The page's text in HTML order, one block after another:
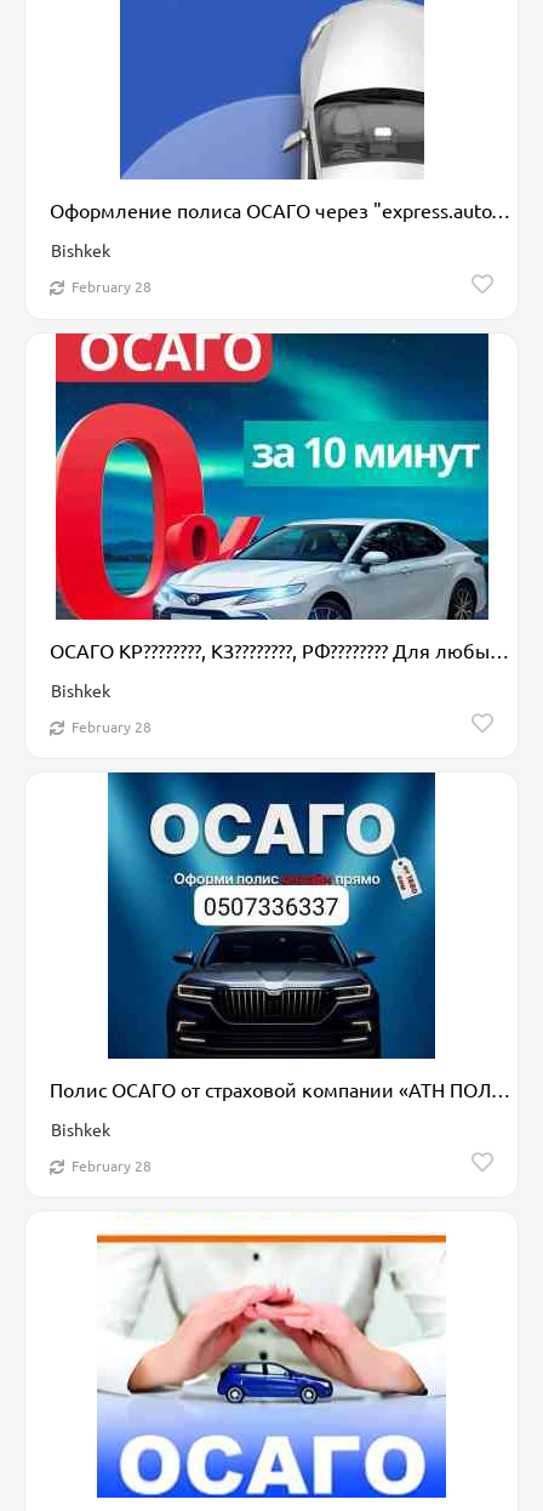
Оформление полиса ОСАГО через "express.auto" с использованием надежных
Bishkek
February 28
Bishkek
February 28
Полис ОСАГО от страховой компании «АТН ПОЛИС» предлагает надежную
Bishkek
February 28